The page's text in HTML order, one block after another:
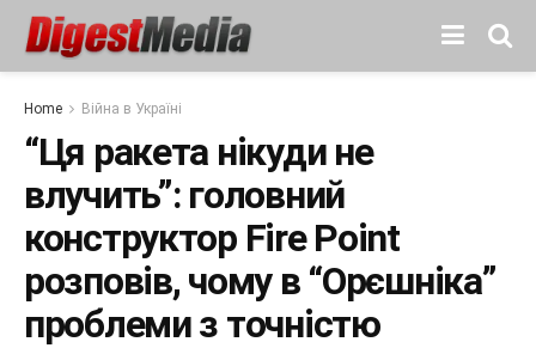
Home Війна в Україні
“Ця ракета нікуди не
влучить”: головний
конструктор Fire Point
розповів, чому в “Орєшніка”
проблеми з точністю